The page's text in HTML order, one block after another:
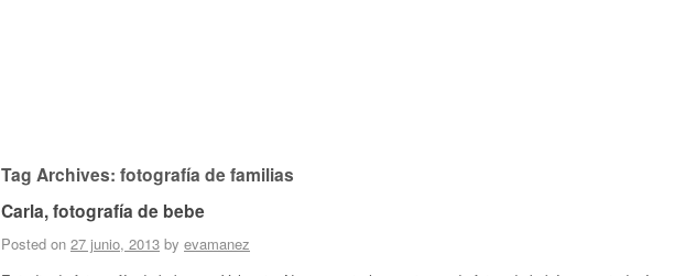
Tag Archives: fotografía de familias
Carla, fotografía de bebe
Posted on 27 junio, 2013 by evamanez